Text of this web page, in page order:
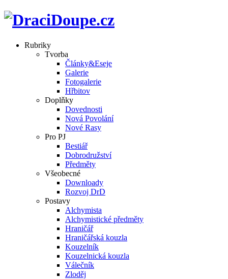
Rubriky
Tvorba
Články&Eseje
Galerie
Fotogalerie
Hřbitov
Doplňky
Dovednosti
Nová Povolání
Nové Rasy
Pro PJ
Bestiář
Dobrodružství
Předměty
Všeobecné
Downloady
Rozvoj DrD
Postavy
Alchymista
Alchymistické předměty
Hraničář
Hraničářská kouzla
Kouzelník
Kouzelnická kouzla
Válečník
Zloděj